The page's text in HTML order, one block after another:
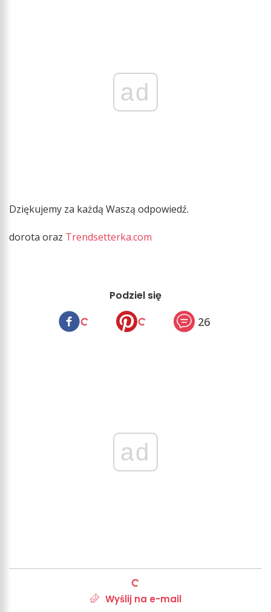
ad
Dziękujemy za każdą Waszą odpowiedź.
dorota oraz Trendsetterka.com
Podziel się
26
ad
Wyślij na e-mail